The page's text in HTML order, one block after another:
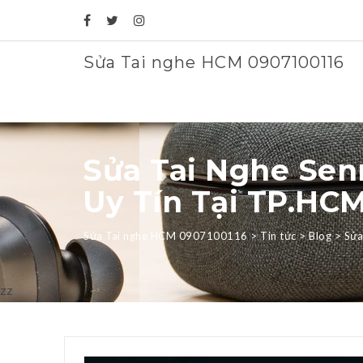
Sửa Tai nghe HCM 0907100116
Sửa Tai Nghe
Uy Tín Tại
Sửa Tai nghe HCM 0907100116>Tin tức>Blog>
zz